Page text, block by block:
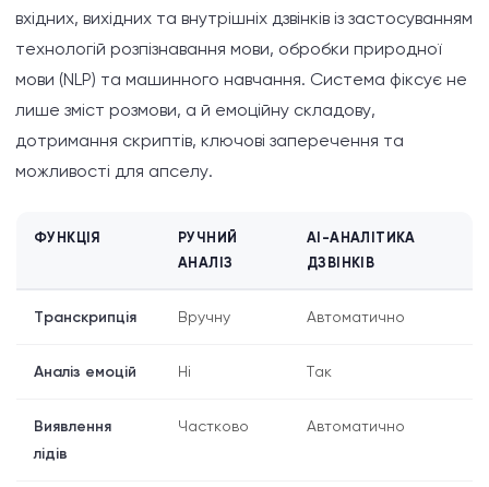
вхідних, вихідних та внутрішніх дзвінків із застосуванням
технологій розпізнавання мови, обробки природної
мови (NLP) та машинного навчання. Система фіксує не
лише зміст розмови, а й емоційну складову,
дотримання скриптів, ключові заперечення та
можливості для апселу.
ФУНКЦІЯ
РУЧНИЙ
АНАЛІЗ
AI-АНАЛІТИКА
ДЗВІНКІВ
Транскрипція Вручну Автоматично
Аналіз емоцій Ні Так
Виявлення
лідів
Частково Автоматично